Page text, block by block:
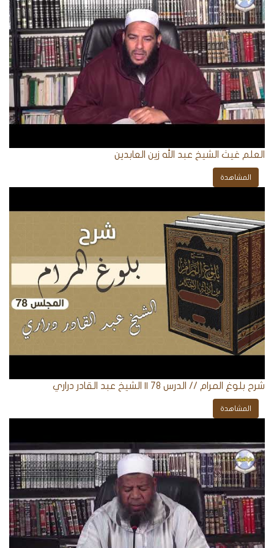
الفتاوى
الشرعية
العلم غيث الشيخ عبد الله زين العابدين
المشاهدة
شرح بلوغ المرام // الدرس 78 || الشيخ عبد القادر دراري
المشاهدة